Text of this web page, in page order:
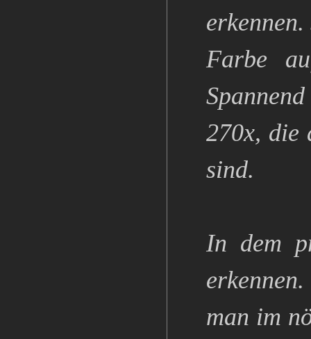
Farbe
270x, die
sind.
In dem
man im